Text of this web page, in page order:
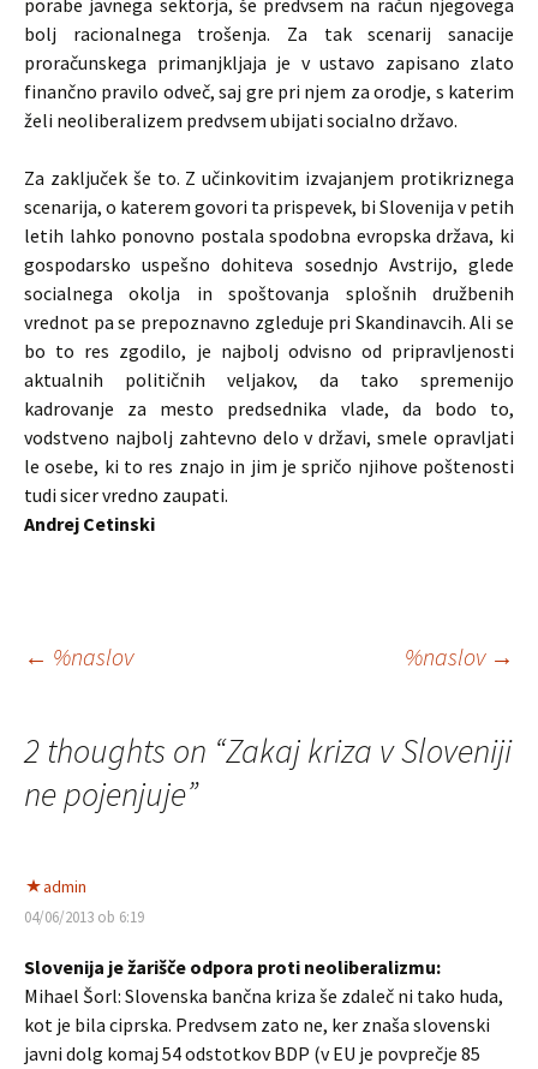
porabe javnega sektorja, še predvsem na račun njegovega
bolj racionalnega trošenja. Za tak scenarij sanacije
proračunskega primanjkljaja je v ustavo zapisano zlato
finančno pravilo odveč, saj gre pri njem za orodje, s katerim
želi neoliberalizem predvsem ubijati socialno državo.
Za zaključek še to. Z učinkovitim izvajanjem protikriznega
scenarija, o katerem govori ta prispevek, bi Slovenija v petih
letih lahko ponovno postala spodobna evropska država, ki
gospodarsko uspešno dohiteva sosednjo Avstrijo, glede
socialnega okolja in spoštovanja splošnih družbenih
vrednot pa se prepoznavno zgleduje pri Skandinavcih. Ali se
bo to res zgodilo, je najbolj odvisno od pripravljenosti
aktualnih političnih veljakov, da tako spremenijo
kadrovanje za mesto predsednika vlade, da bodo to,
vodstveno najbolj zahtevno delo v državi, smele opravljati
le osebe, ki to res znajo in jim je spričo njihove poštenosti
tudi sicer vredno zaupati.
Andrej Cetinski
Krmarjenje
prispevkih
← %naslov %naslov →
2 thoughts on “Zakaj kriza v Sloveniji
ne pojenjuje”
admin
04/06/2013 ob 6:19
Slovenija je žarišče odpora proti neoliberalizmu:
Mihael Šorl: Slovenska bančna kriza še zdaleč ni tako huda,
kot je bila ciprska. Predvsem zato ne, ker znaša slovenski
javni dolg komaj 54 odstotkov BDP (v EU je povprečje 85